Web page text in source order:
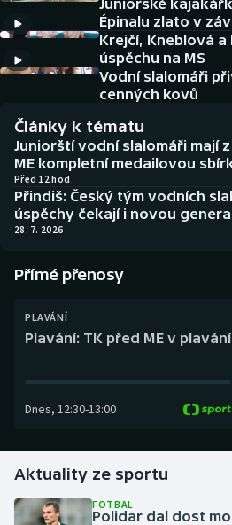
DALŠÍ SPORTY
Americký fotbal
Baseball a softbal
Basketbal
Biatlon
Curling
Florbal
Golf
NEPŘEHLÉDNĚTE
Soutěže
Historické návraty
Aplikace ČT sport
Juniorské
Épinalu zlato v
Krejčí, Kneblová a
úspěchu na MS
Vodní slalomáři
cenných kovů
Články k tématu
Juniorští vodní slalomáři mají
ME kompletní medailovou
Před 12 hod
Přindiš: Český tým vodních
úspěchy čekají i novou
28. 7. 2026
Přímé přenosy
PLAVÁNÍ
Plavání: TK před ME v plavání
Dnes, 12:30-13:00
Aktuality ze sportu
FOTBAL
Polidar dal dost